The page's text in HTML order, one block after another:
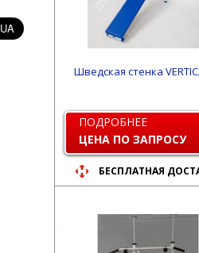
Шведская стенка
ПОДРОБНЕЕ
ЦЕНА ПО ЗАПРОСУ
БЕСПЛАТНАЯ